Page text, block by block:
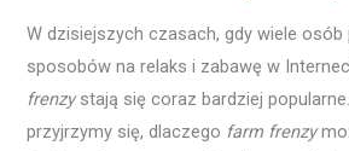
W dzisiejszych czasach, gdy wiele osób
sposobów na relaks i zabawę w
frenzystają się coraz bardziej
przyjrzymy się, dlaczego farm frenzy